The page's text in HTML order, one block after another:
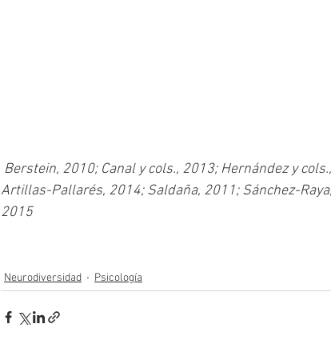
Artillas-Pallarés, 2014; Saldaña, 2011; Sánchez-
2015
Neurodiversidad Psicología